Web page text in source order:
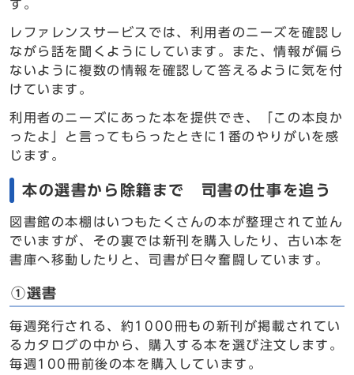
す。
レファレンスサービスでは、利用者のニーズを確認し
ながら話を聞くようにしています。また、情報が偏ら
ないように複数の情報を確認して答えるように気を付
けています。
利用者のニーズにあった本を提供でき、「この本良か
ったよ」と言ってもらったときに1番のやりがいを感
じます。
本の選書から除籍まで 司書の仕事を追う
図書館の本棚はいつもたくさんの本が整理されて並ん
でいますが、その裏では新刊を購入したり、古い本を
書庫へ移動したりと、司書が日々奮闘しています。
①選書
毎週発行される、約1000冊もの新刊が掲載されてい
るカタログの中から、購入する本を選び注文します。
毎週100冊前後の本を購入しています。